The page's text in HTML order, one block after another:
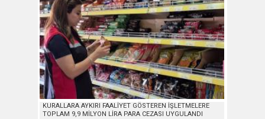
KURALLARA AYKIRI FAALİYET GÖSTEREN İŞLETMELERE
TOPLAM 9,9 MİLYON LİRA PARA CEZASI UYGULANDI